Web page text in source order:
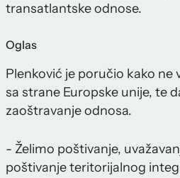
transatlantske odnose.
Oglas
Plenković je poručio kako ne
sa strane Europske unije, te
zaoštravanje odnosa.
- Želimo poštivanje,
poštivanje teritorijalnog